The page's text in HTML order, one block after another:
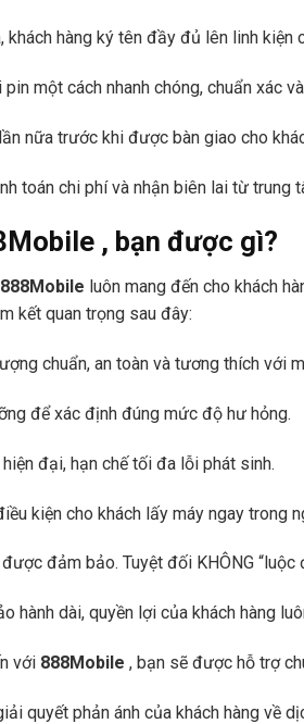
hàng ký tên đầy đủ lên linh kiện
một cách nhanh chóng, chuẩn xác
nữa trước khi được bàn giao cho
toán chi phí và nhận biên lai từ trung
, bạn được gì?
888Mobile luôn mang đến cho khách
kết quan trọng sau đây:
chuẩn, an toàn và tương thích với
để xác định đúng mức độ hư hỏng.
đại, hạn chế tối đa lỗi phát sinh.
kiện cho khách lấy máy ngay trong
đảm bảo. Tuyệt đối KHÔNG “luộc
hành dài, quyền lợi của khách hàng
với 888Mobile , bạn sẽ được hỗ trợ
quyết phản ánh của khách hàng về